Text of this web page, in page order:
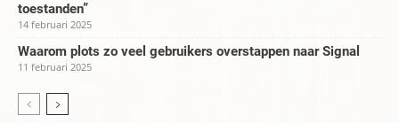
toestanden”
14 februari 2025
Waarom plots zo veel gebruikers overstappen naar Signal
11 februari 2025